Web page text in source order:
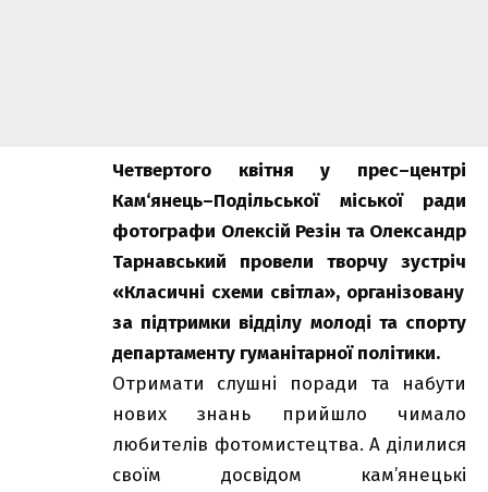
Четвертого квітня у прес–центрі
Кам‘янець–Подільської міської
ради
фотографи Олексій Резін та Олександр
Тарнавський
провели творчу зустріч
«Класичні схеми світла», організовану
за підтримки відділу молоді та спорту
департаменту гуманітарної політики.
Отримати слушні поради та набути
нових знань прийшло чимало
любителів фотомистецтва. А ділилися
своїм досвідом кам’янецькі